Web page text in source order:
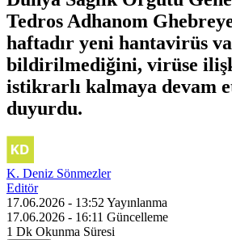
Tedros Adhanom
haftadır yeni hantavirüs
bildirilmediğini, virüse
istikrarlı kalmaya devam
duyurdu.
K. Deniz Sönmezler
Editör
17.06.2026 - 13:52 Yayınlanma
17.06.2026 - 16:11 Güncelleme
1 Dk Okunma Süresi